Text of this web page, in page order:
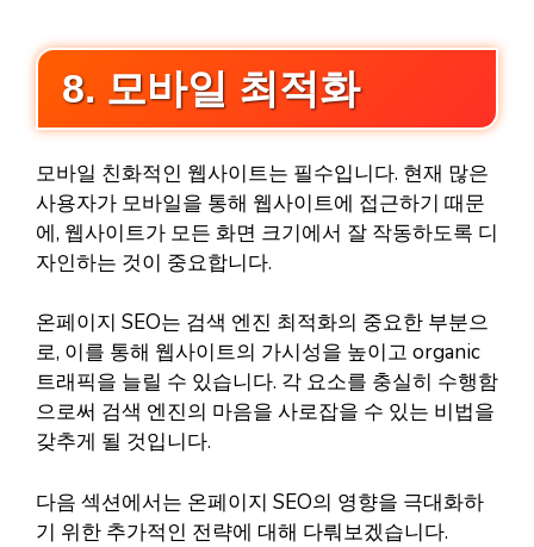
8. 모바일 최적화
모바일 친화적인 웹사이트는 필수입니다. 현재 많은
사용자가 모바일을 통해 웹사이트에 접근하기 때문
에, 웹사이트가 모든 화면 크기에서 잘 작동하도록 디
자인하는 것이 중요합니다.
온페이지 SEO는 검색 엔진 최적화의 중요한 부분으
로, 이를 통해 웹사이트의 가시성을 높이고 organic
트래픽을 늘릴 수 있습니다. 각 요소를 충실히 수행함
으로써 검색 엔진의 마음을 사로잡을 수 있는 비법을
갖추게 될 것입니다.
다음 섹션에서는 온페이지 SEO의 영향을 극대화하
기 위한 추가적인 전략에 대해 다뤄보겠습니다.